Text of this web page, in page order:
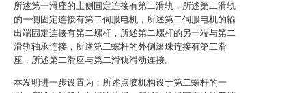
所述第一滑座的上侧固定连接有第二滑轨，所述第二滑轨
的一侧固定连接有第二伺服电机，所述第二伺服电机的输
出端固定连接有第二螺杆，所述第二螺杆的另一端与第二
滑轨轴承连接，所述第二螺杆的外侧滚珠连接有第二滑
座，所述第二滑座与第二滑轨滑动连接。
本发明进一步设置为：所述点胶机构设于第二螺杆的一